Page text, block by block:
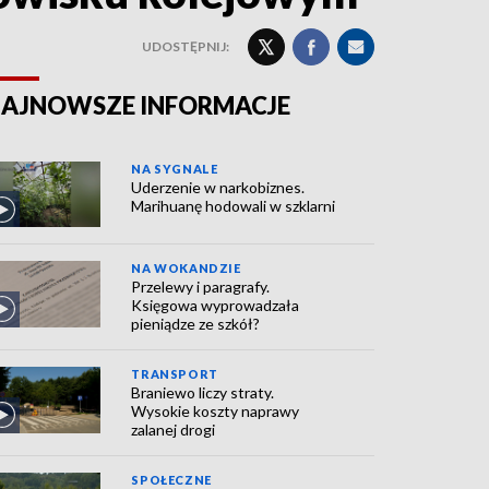
UDOSTĘPNIJ:
INFORMACJE
NA SYGNALE
Uderzenie w narkobiznes.
Marihuanę hodowali w szklarni
NA WOKANDZIE
Przelewy i paragrafy.
Księgowa wyprowadzała
pieniądze ze szkół?
TRANSPORT
Braniewo liczy straty.
Wysokie koszty naprawy
zalanej drogi
SPOŁECZNE